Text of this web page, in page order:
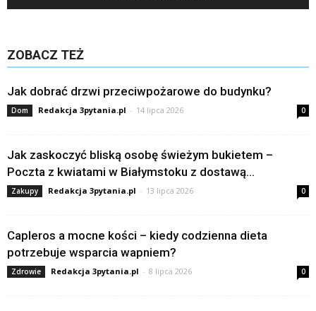
ZOBACZ TEŻ
Jak dobrać drzwi przeciwpożarowe do budynku?
Dom Redakcja 3pytania.pl - 14 lipca 2026 0
Jak zaskoczyć bliską osobę świeżym bukietem –
Poczta z kwiatami w Białymstoku z dostawą...
Zakupy Redakcja 3pytania.pl - 13 lipca 2026 0
Capleros a mocne kości – kiedy codzienna dieta
potrzebuje wsparcia wapniem?
Zdrowie Redakcja 3pytania.pl - 8 lipca 2026 0